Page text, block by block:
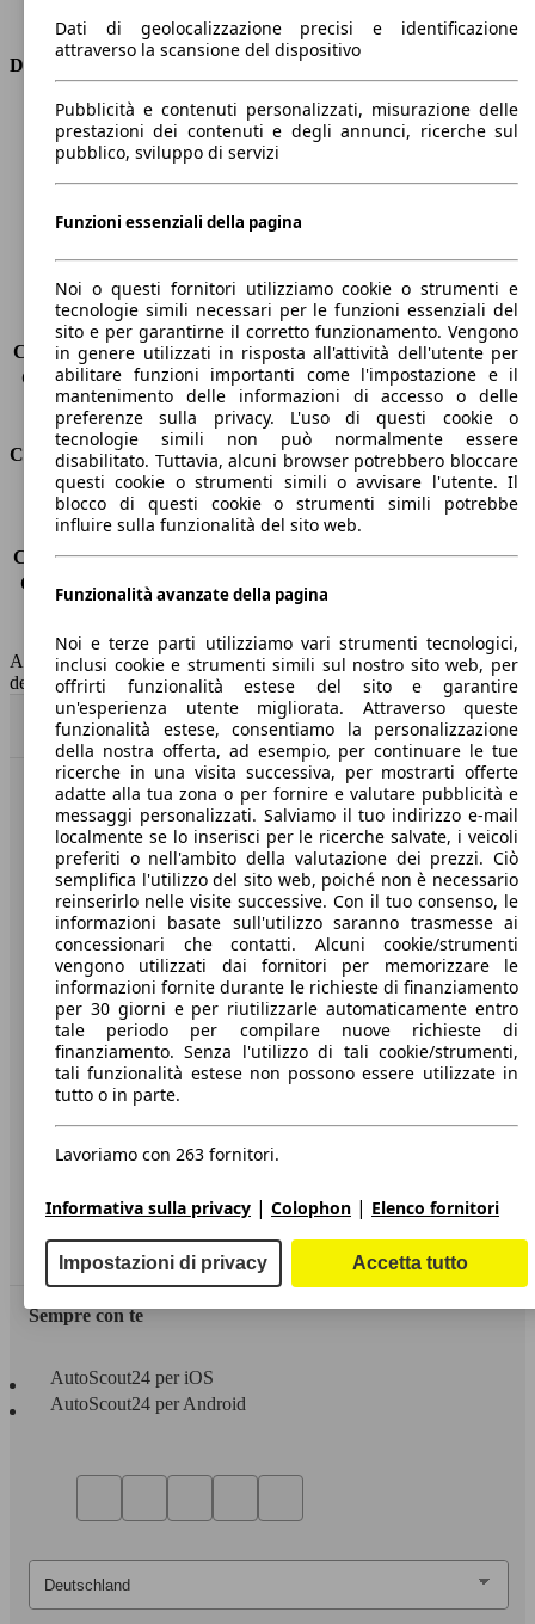
Dimensioni
Lunghezza
4100 mm
Altezza
1530 mm
Larghezza
Peso massimo
-
Sedili
5
Carico sul tetto
-
Capacità di traino (senza freni) -
Capacità di traino (con freni)
450 kg
Volume del bagagliaio
325 - 2012 l
Consumi
Emissioni di CO2*
119 g/km (komb.)
Consumo (urbano)
6.2 l/100km
Consumo (extra-urbano) 4.5 l/100km
Consumo (combinato)*
5.1 l/100km
Capacità del serbatoio
41 l
AutoScout24 non si assume alcuna responsabilità per la correttezza
dei dati.
Torna su
Benvenuti su AutoScout24, il mercato auto europeo.
Società
A proposito di AutoScout24
Stampa
Media
Condizioni generali
Informazioni
Privacy
Dichiarazione di Accessibilità
Servizi
Area rivenditori
Sempre con te
AutoScout24 per iOS
AutoScout24 per Android
Dati di geolocalizzazione precisi e identificazione
attraverso la scansione del dispositivo
Pubblicità e contenuti personalizzati, misurazione delle
prestazioni dei contenuti e degli annunci, ricerche sul
pubblico, sviluppo di servizi
Funzioni essenziali della pagina
Noi o questi fornitori utilizziamo cookie o strumenti e
tecnologie simili necessari per le funzioni essenziali del
sito e per garantirne il corretto funzionamento. Vengono
in genere utilizzati in risposta all'attività dell'utente per
abilitare funzioni importanti come l'impostazione e il
mantenimento delle informazioni di accesso o delle
preferenze sulla privacy. L'uso di questi cookie o
tecnologie simili non può normalmente essere
disabilitato. Tuttavia, alcuni browser potrebbero bloccare
questi cookie o strumenti simili o avvisare l'utente. Il
blocco di questi cookie o strumenti simili potrebbe
influire sulla funzionalità del sito web.
Funzionalità avanzate della pagina
Noi e terze parti utilizziamo vari strumenti tecnologici,
inclusi cookie e strumenti simili sul nostro sito web, per
offrirti funzionalità estese del sito e garantire
un'esperienza utente migliorata. Attraverso queste
funzionalità estese, consentiamo la personalizzazione
della nostra offerta, ad esempio, per continuare le tue
ricerche in una visita successiva, per mostrarti offerte
adatte alla tua zona o per fornire e valutare pubblicità e
messaggi personalizzati. Salviamo il tuo indirizzo e-mail
localmente se lo inserisci per le ricerche salvate, i veicoli
preferiti o nell'ambito della valutazione dei prezzi. Ciò
semplifica l'utilizzo del sito web, poiché non è necessario
reinserirlo nelle visite successive. Con il tuo consenso, le
informazioni basate sull'utilizzo saranno trasmesse ai
concessionari che contatti. Alcuni cookie/strumenti
vengono utilizzati dai fornitori per memorizzare le
informazioni fornite durante le richieste di finanziamento
per 30 giorni e per riutilizzarle automaticamente entro
tale periodo per compilare nuove richieste di
finanziamento. Senza l'utilizzo di tali cookie/strumenti,
tali funzionalità estese non possono essere utilizzate in
tutto o in parte.
Lavoriamo con 263 fornitori.
Informativa sulla privacy | Colophon | Elenco fornitori
Impostazioni di privacy Accetta tutto